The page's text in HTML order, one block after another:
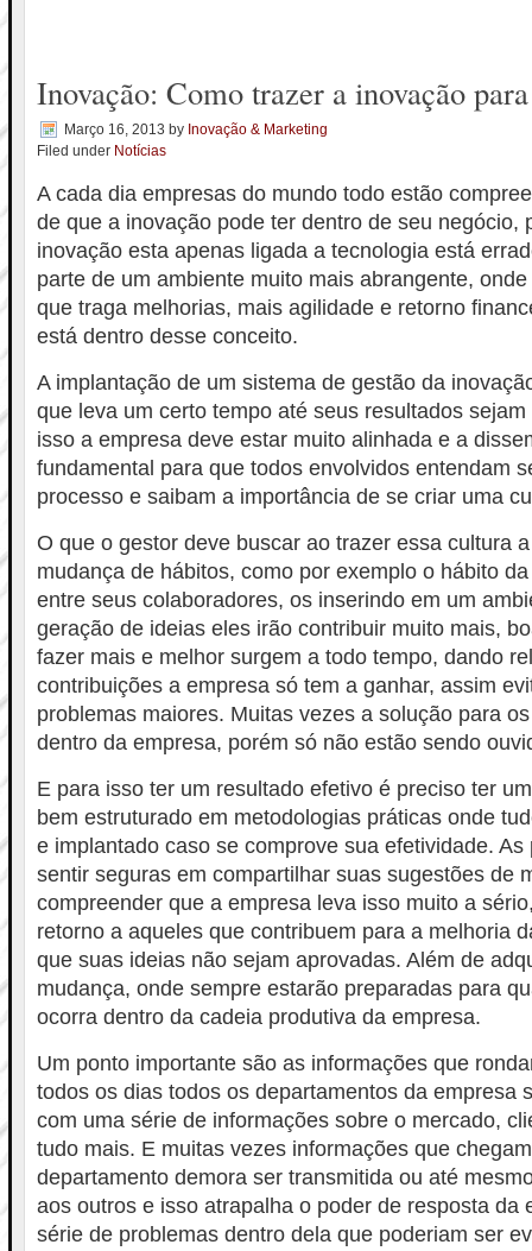
Inovação: Como trazer a inovação
Março 16, 2013 by Inovação & Marketing
Filed under Notícias
A cada dia empresas do mundo todo estão
de que a inovação pode ter dentro de seu negócio,
inovação esta apenas ligada a tecnologia está
parte de um ambiente muito mais abrangente,
que traga melhorias, mais agilidade e retorno
está dentro desse conceito.
A implantação de um sistema de gestão da
que leva um certo tempo até seus resultados
isso a empresa deve estar muito alinhada e a
fundamental para que todos envolvidos entendam
processo e saibam a importância de se criar uma
O que o gestor deve buscar ao trazer essa cultura
mudança de hábitos, como por exemplo o hábito
entre seus colaboradores, os inserindo em um
geração de ideias eles irão contribuir muito mais,
fazer mais e melhor surgem a todo tempo, dando
contribuições a empresa só tem a ganhar, assim
problemas maiores. Muitas vezes a solução para
dentro da empresa, porém só não estão sendo
E para isso ter um resultado efetivo é preciso ter
bem estruturado em metodologias práticas onde
e implantado caso se comprove sua efetividade.
sentir seguras em compartilhar suas sugestões de
compreender que a empresa leva isso muito a
retorno a aqueles que contribuem para a melhoria
que suas ideias não sejam aprovadas. Além de
mudança, onde sempre estarão preparadas para
ocorra dentro da cadeia produtiva da empresa.
Um ponto importante são as informações que
todos os dias todos os departamentos da empresa
com uma série de informações sobre o mercado,
tudo mais. E muitas vezes informações que
departamento demora ser transmitida ou até
aos outros e isso atrapalha o poder de resposta da
série de problemas dentro dela que poderiam ser